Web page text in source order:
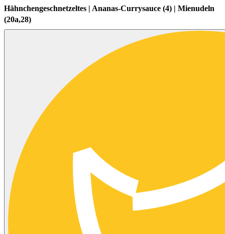
Hähnchengeschnetzeltes | Ananas-Currysauce (4) | Mienudeln
(20a,28)